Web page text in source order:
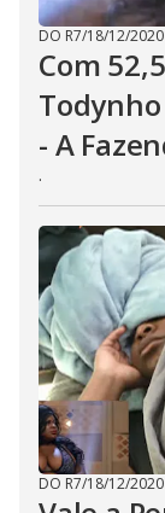
DO R7/18/12/2020
Com
- A
.
DO R7/18/12/2020